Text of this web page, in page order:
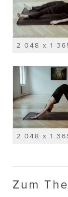
2 048 x 1
2 048 x 1
Zum